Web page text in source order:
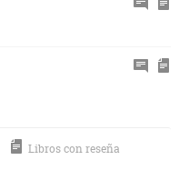
Libros con reseña